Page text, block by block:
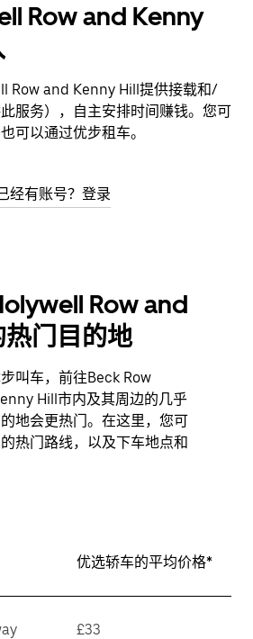
Row and Kenny
Row and Kenny Hill提供接载和/
服务），自主安排时间赚钱。您可
可以通过优步租车。
经有账号？登录
Row and
热门目的地
叫车，前往Beck Row
Hill市内及其周边的几乎
地会更热门。在这里，您可
热门路线，以及下车地点和
优选轿车的平均价格*
£33